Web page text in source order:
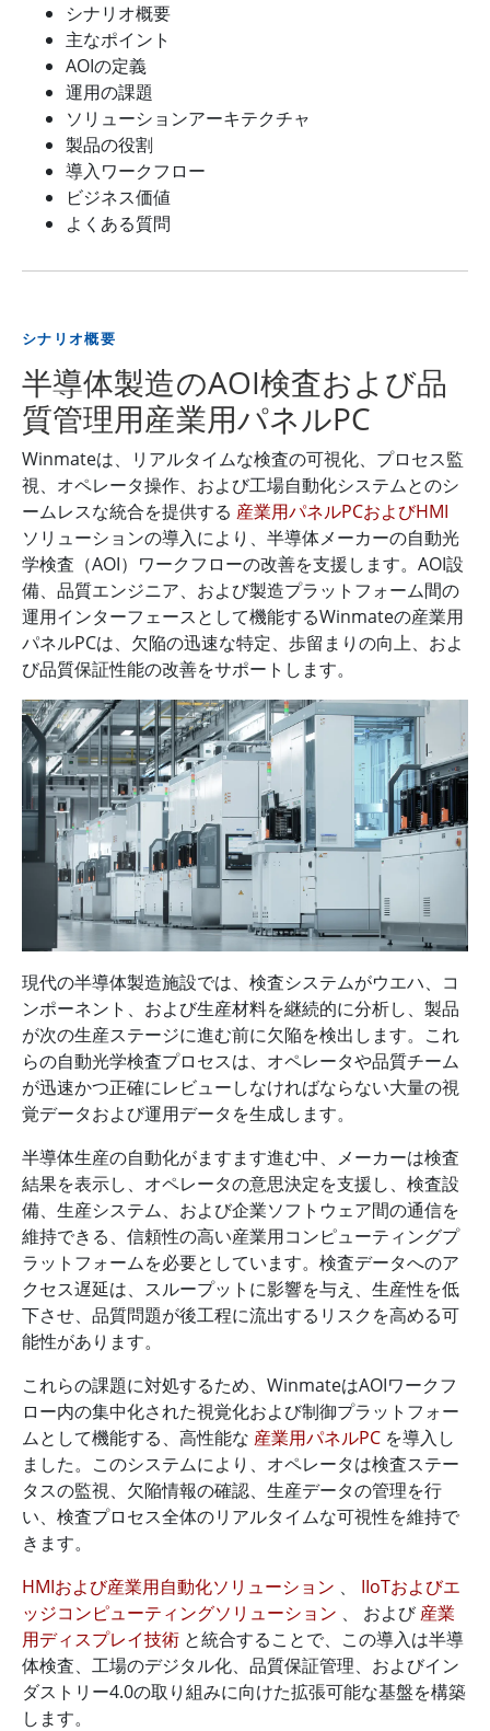
シナリオ概要
主なポイント
AOIの定義
運用の課題
ソリューションアーキテクチャ
製品の役割
導入ワークフロー
ビジネス価値
よくある質問
シナリオ概要
半導体製造のAOI検査および品
質管理用産業用パネルPC
Winmateは、リアルタイムな検査の可視化、プロセス監
視、オペレータ操作、および工場自動化システムとのシ
ームレスな統合を提供する 産業用パネルPCおよびHMI
ソリューションの導入により、半導体メーカーの自動光
学検査（AOI）ワークフローの改善を支援します。AOI設
備、品質エンジニア、および製造プラットフォーム間の
運用インターフェースとして機能するWinmateの産業用
パネルPCは、欠陥の迅速な特定、歩留まりの向上、およ
び品質保証性能の改善をサポートします。
現代の半導体製造施設では、検査システムがウエハ、コ
ンポーネント、および生産材料を継続的に分析し、製品
が次の生産ステージに進む前に欠陥を検出します。これ
らの自動光学検査プロセスは、オペレータや品質チーム
が迅速かつ正確にレビューしなければならない大量の視
覚データおよび運用データを生成します。
半導体生産の自動化がますます進む中、メーカーは検査
結果を表示し、オペレータの意思決定を支援し、検査設
備、生産システム、および企業ソフトウェア間の通信を
維持できる、信頼性の高い産業用コンピューティングプ
ラットフォームを必要としています。検査データへのア
クセス遅延は、スループットに影響を与え、生産性を低
下させ、品質問題が後工程に流出するリスクを高める可
能性があります。
これらの課題に対処するため、WinmateはAOIワークフ
ロー内の集中化された視覚化および制御プラットフォー
ムとして機能する、高性能な 産業用パネルPC を導入し
ました。このシステムにより、オペレータは検査ステー
タスの監視、欠陥情報の確認、生産データの管理を行
い、検査プロセス全体のリアルタイムな可視性を維持で
きます。
HMIおよび産業用自動化ソリューション 、 IIoTおよびエ
ッジコンピューティングソリューション 、 および産業
用ディスプレイ技術 と統合することで、この導入は半導
体検査、工場のデジタル化、品質保証管理、およびイン
ダストリー4.0の取り組みに向けた拡張可能な基盤を構築
します。